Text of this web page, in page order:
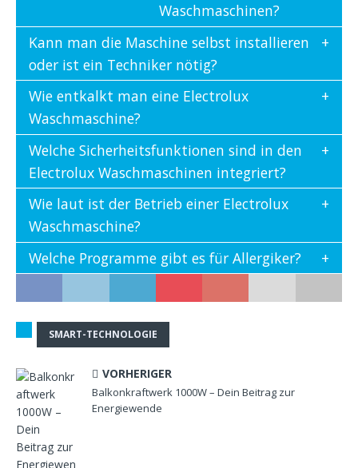
Waschmaschinen?
Kann man die Maschine selbst installieren
oder ist ein Techniker nötig?
Wie entkalkt man eine Electrolux
Waschmaschine?
Welche Sicherheitsfunktionen sind in den
Electrolux Waschmaschinen integriert?
Wie laut ist der Betrieb einer Electrolux
Waschmaschine?
Welche Programme gibt es für Allergiker?
SMART-TECHNOLOGIE
VORHERIGER
Balkonkraftwerk 1000W – Dein Beitrag zur
Energiewende